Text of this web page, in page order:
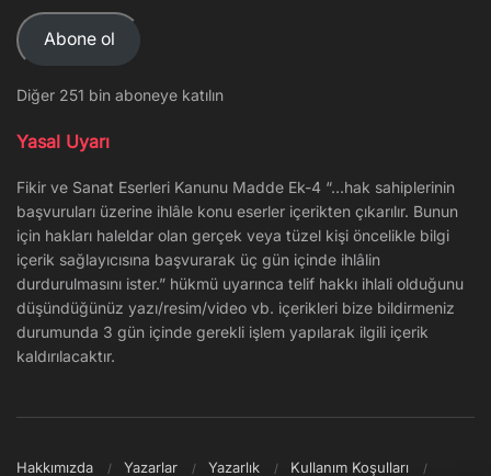
Adresi
Abone ol
Diğer 251 bin aboneye katılın
Yasal Uyarı
Fikir ve Sanat Eserleri Kanunu Madde Ek-4 “…hak sahiplerinin
başvuruları üzerine ihlâle konu eserler içerikten çıkarılır. Bunun
için hakları haleldar olan gerçek veya tüzel kişi öncelikle bilgi
içerik sağlayıcısına başvurarak üç gün içinde ihlâlin
durdurulmasını ister.” hükmü uyarınca telif hakkı ihlali olduğunu
düşündüğünüz yazı/resim/video vb. içerikleri bize bildirmeniz
durumunda 3 gün içinde gerekli işlem yapılarak ilgili içerik
kaldırılacaktır.
Hakkımızda Yazarlar Yazarlık Kullanım Koşulları